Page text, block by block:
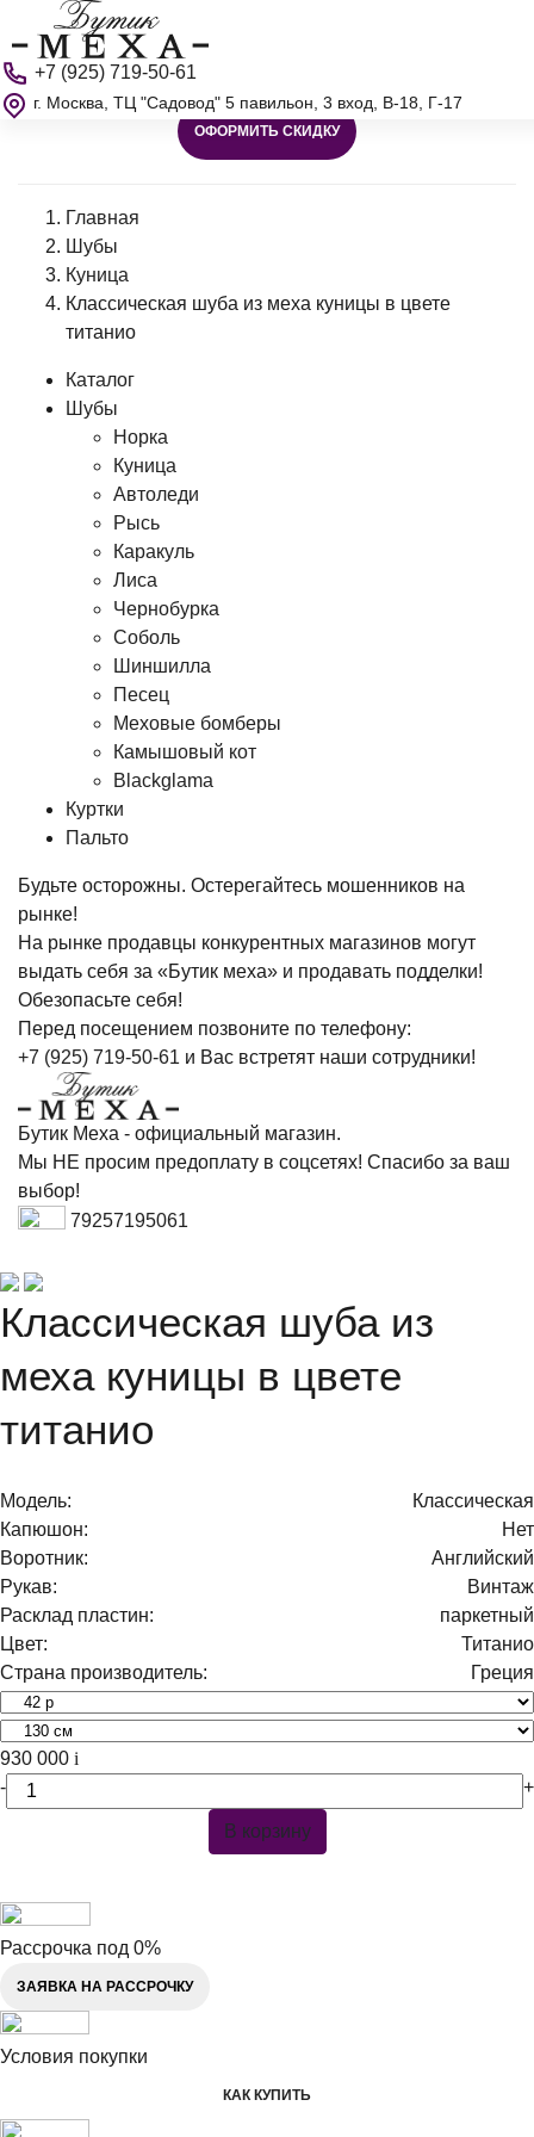
+7 (925) 719-50-61
г. Москва, ТЦ "Садовод" 5 павильон, 3 вход, В-18, Г-17
ОФОРМИТЬ СКИДКУ
Главная
Шубы
Куница
Классическая шуба из меха куницы в цвете
титанио
Каталог
Шубы
Норка
Куница
Автоледи
Рысь
Каракуль
Лиса
Чернобурка
Соболь
Шиншилла
Песец
Меховые бомберы
Камышовый кот
Blackglama
Куртки
Пальто
Будьте осторожны. Остерегайтесь мошенников на
рынке!
На рынке продавцы конкурентных магазинов могут
выдать себя за «Бутик меха» и продавать подделки!
Обезопасьте себя!
Перед посещением позвоните по телефону:
+7 (925) 719-50-61 и Вас встретят наши сотрудники!
Бутик Меха - официальный магазин.
Мы НЕ просим предоплату в соцсетях! Спасибо за ваш
выбор!
79257195061
Классическая шуба из
меха куницы в цвете
титанио
Модель:
Классическая
Капюшон:
Нет
Воротник:
Английский
Рукав:
Винтаж
Расклад пластин:
паркетный
Цвет:
Титанио
Страна производитель:
Греция
930 000 i
-
+
В корзину
Рассрочка под 0%
ЗАЯВКА НА РАССРОЧКУ
Условия покупки
КАК КУПИТЬ